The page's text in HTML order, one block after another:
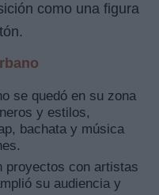
como una figura
se quedó en su zona
y estilos,
bachata y música
proyectos con artistas
su audiencia y